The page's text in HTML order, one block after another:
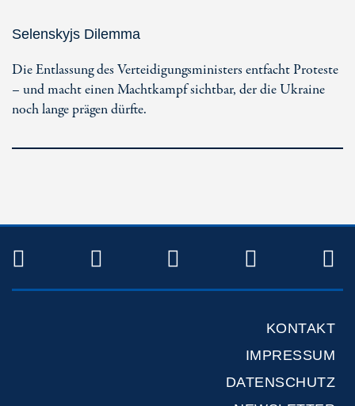
Selenskyjs Dilemma
Die Entlassung des Verteidigungsministers entfacht Proteste
– und macht einen Machtkampf sichtbar, der die Ukraine
noch lange prägen dürfte.
TWITTERFACEBOOKINSTAGRAM
KONTAKT
IMPRESSUM
DATENSCHUTZ